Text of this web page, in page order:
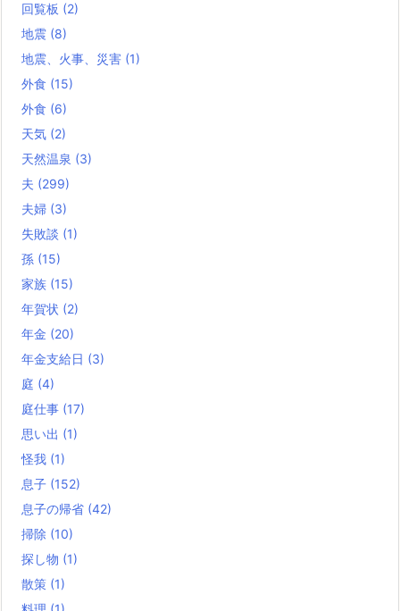
回覧板 (2)
地震 (8)
地震、火事、災害 (1)
外食 (15)
外食 (6)
天気 (2)
天然温泉 (3)
夫 (299)
夫婦 (3)
失敗談 (1)
孫 (15)
家族 (15)
年賀状 (2)
年金 (20)
年金支給日 (3)
庭 (4)
庭仕事 (17)
思い出 (1)
怪我 (1)
息子 (152)
息子の帰省 (42)
掃除 (10)
探し物 (1)
散策 (1)